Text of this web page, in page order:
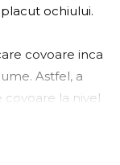
ochiului.
covoare inca
Astfel, a
la nivel
covoare